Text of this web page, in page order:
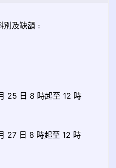
及缺額﹕
25 日 8 時起至 12 時
27 日 8 時起至 12 時